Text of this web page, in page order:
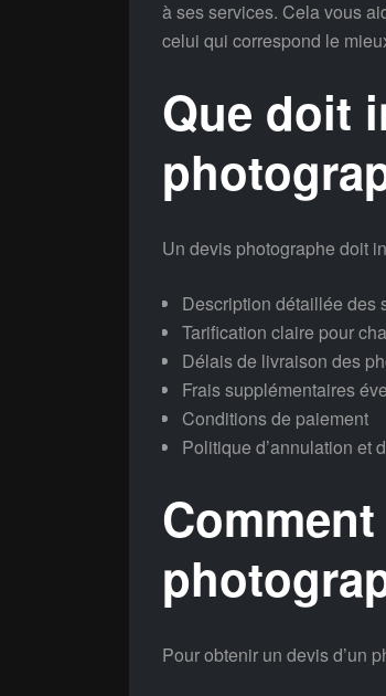
à ses services. Cela vous
celui qui correspond le
Que doit
Un devis photographe doit
Description détaillée des
Tarification claire pour
Délais de livraison des
Frais supplémentaires
Conditions de paiement
Politique d’annulation et
Pour obtenir un devis d’un